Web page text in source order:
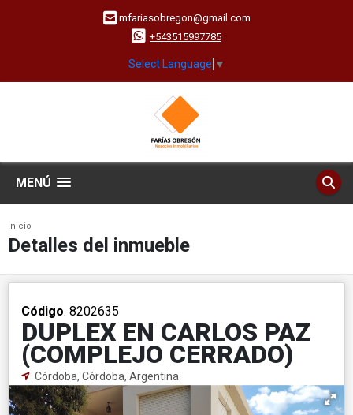
mfariasobregon@gmail.com
+543515997785
Select Language ▼
MENÚ
Inicio
Detalles del inmueble
Código. 8202635
DUPLEX EN CARLOS PAZ
(COMPLEJO CERRADO)
Córdoba, Córdoba, Argentina